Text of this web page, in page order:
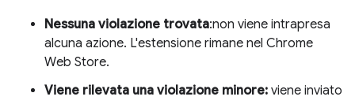
Nessuna violazione trovata:non viene intrapresa
alcuna azione. L'estensione rimane nel Chrome
Web Store.
Viene rilevata una violazione minore: viene inviato